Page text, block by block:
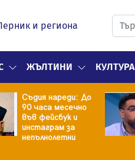
и региона
ЖЪЛТИНИ КУЛТУРА
Съдия нареди: До
90 часа месечно
във фейсбук и
инстаграм за
непълнолетни